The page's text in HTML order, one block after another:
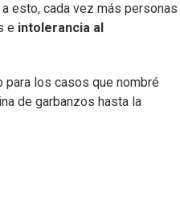
esto, cada vez más personas
e intolerancia al
para los casos que nombré
de garbanzos hasta la